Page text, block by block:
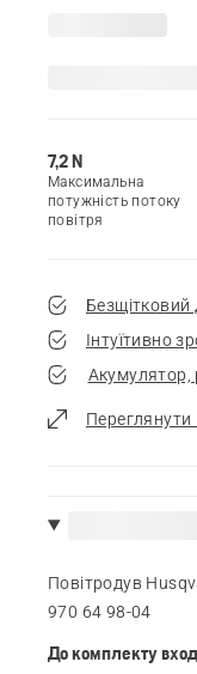
7,2 N
Максимальна
потужність потоку
повітря
Безщітковий
Інтуїтивно
Акумулятор,
Переглянути
Повітродув
970 64 98‑04
До комплекту